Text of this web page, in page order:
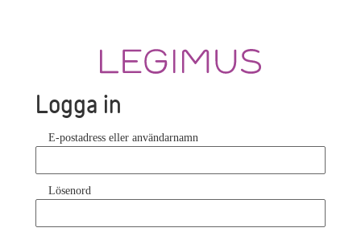
Logga in
E-postadress eller användarnamn
Lösenord